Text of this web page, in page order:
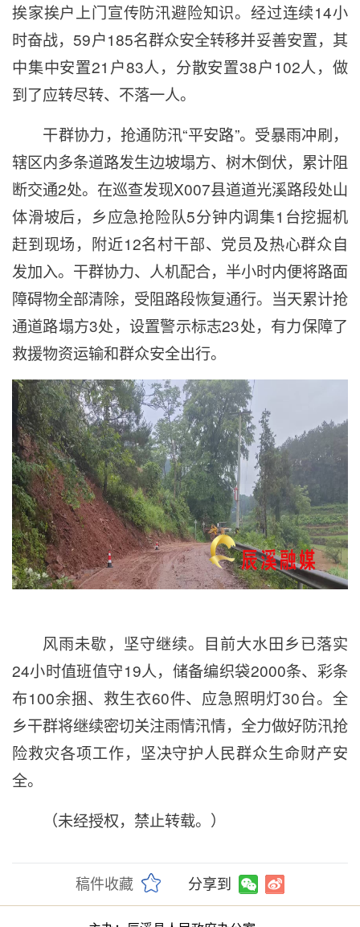
挨家挨户上门宣传防汛避险知识。经过连续14小
时奋战，59户185名群众安全转移并妥善安置，其
中集中安置21户83人，分散安置38户102人，做
到了应转尽转、不落一人。
干群协力，抢通防汛“平安路”。受暴雨冲刷，
辖区内多条道路发生边坡塌方、树木倒伏，累计阻
断交通2处。在巡查发现X007县道道光溪路段处山
体滑坡后，乡应急抢险队5分钟内调集1台挖掘机
赶到现场，附近12名村干部、党员及热心群众自
发加入。干群协力、人机配合，半小时内便将路面
障碍物全部清除，受阻路段恢复通行。当天累计抢
通道路塌方3处，设置警示标志23处，有力保障了
救援物资运输和群众安全出行。
风雨未歇，坚守继续。目前大水田乡已落实
24小时值班值守19人，储备编织袋2000条、彩条
布100余捆、救生衣60件、应急照明灯30台。全
乡干群将继续密切关注雨情汛情，全力做好防汛抢
险救灾各项工作，坚决守护人民群众生命财产安
全。
（未经授权，禁止转载。）
稿件收藏 分享到